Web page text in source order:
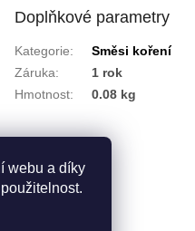
webu a díky
Doplňkové parametry
Kategorie:
Směsi koření
Záruka:
1 rok
Hmotnost: 0.08 kg